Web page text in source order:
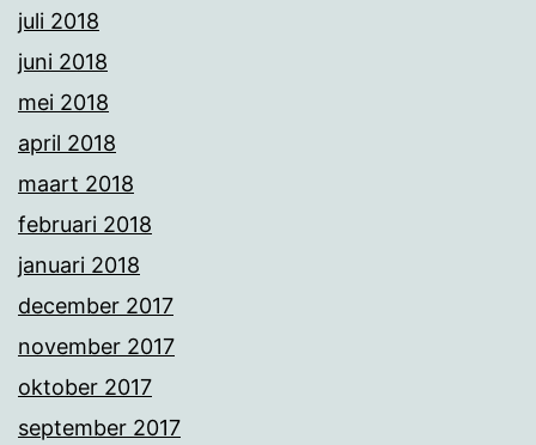
juli 2018
juni 2018
mei 2018
april 2018
maart 2018
februari 2018
januari 2018
december 2017
november 2017
oktober 2017
september 2017